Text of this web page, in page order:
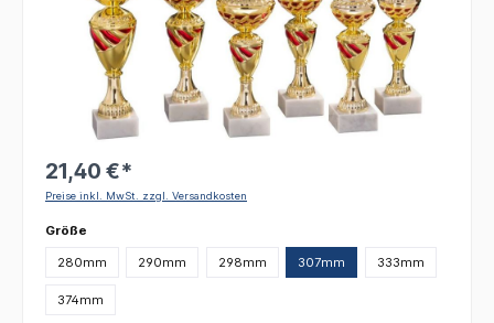
21,40 €*
Preise inkl. MwSt. zzgl. Versandkosten
Größe
280mm 290mm 298mm 307mm 333mm
374mm